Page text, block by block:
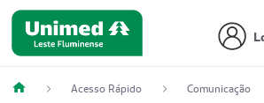
Acesso Rápido
Comunicação